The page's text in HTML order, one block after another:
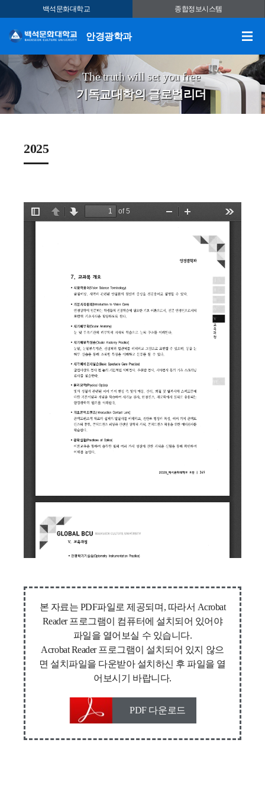
백석문화대학교 종합정보시스템
안경광학과
The truth will set you free
기독교대학의 글로벌리더
2025
본 자료는 PDF파일로 제공되며, 따라서 Acrobat
Reader 프로그램이 컴퓨터에 설치되어 있어야
파일을 열어보실 수 있습니다.
Acrobat Reader 프로그램이 설치되어 있지 않으
면 설치파일을 다운받아 설치하신 후 파일을 열
어보시기 바랍니다.
PDF 다운로드